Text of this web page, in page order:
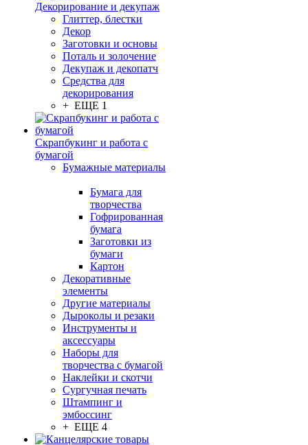
Декорирование и декупаж
Глиттер, блестки
Декор
Заготовки и основы
Поталь и золочение
Декупаж и декопатч
Средства для
декорирования
+ ЕЩЕ 1
Скрапбукинг и работа с
бумагой
Бумажные материалы
Бумага для
творчества
Гофрированная
бумага
Заготовки из
бумаги
Картон
Декоративные
элементы
Другие материалы
Дыроколы и резаки
Инструменты и
аксессуары
Наборы для
творчества с бумагой
Наклейки и скотчи
Сургучная печать
Штампинг и
эмбоссинг
+ ЕЩЕ 4